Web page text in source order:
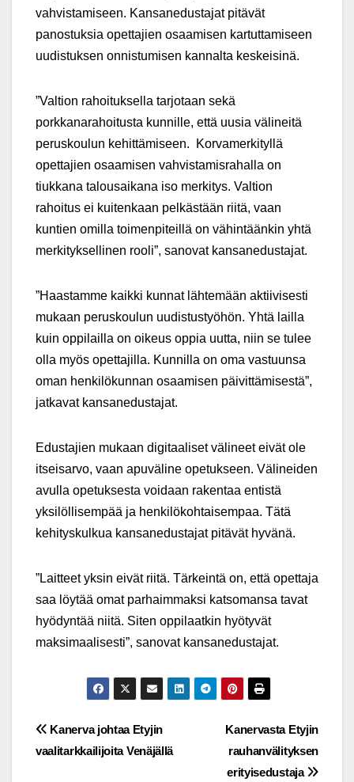
vahvistamiseen. Kansanedustajat pitävät
panostuksia opettajien osaamisen kartuttamiseen
uudistuksen onnistumisen kannalta keskeisinä.
”Valtion rahoituksella tarjotaan sekä
porkkanarahoitusta kunnille, että uusia välineitä
peruskoulun kehittämiseen. Korvamerkityllä
opettajien osaamisen vahvistamisrahalla on
tiukkana talousaikana iso merkitys. Valtion
rahoitus ei kuitenkaan pelkästään riitä, vaan
kuntien omilla toimenpiteillä on vähintäänkin yhtä
merkityksellinen rooli”, sanovat kansanedustajat.
”Haastamme kaikki kunnat lähtemään aktiivisesti
mukaan peruskoulun uudistustyöhön. Yhtä lailla
kuin oppilailla on oikeus oppia uutta, niin se tulee
olla myös opettajilla. Kunnilla on oma vastuunsa
oman henkilökunnan osaamisen päivittämisestä”,
jatkavat kansanedustajat.
Edustajien mukaan digitaaliset välineet eivät ole
itseisarvo, vaan apuväline opetukseen. Välineiden
avulla opetuksesta voidaan rakentaa entistä
yksilöllisempää ja henkilökohtaisempaa. Tätä
kehityskulkua kansanedustajat pitävät hyvänä.
”Laitteet yksin eivät riitä. Tärkeintä on, että opettaja
saa löytää omat parhaimmaksi katsomansa tavat
hyödyntää niitä. Siten oppilaatkin hyötyvät
maksimaalisesti”, sanovat kansanedustajat.
Post
navigation
Kanervasta Etyjin
rauhanvälityksen
erityisedustaja
Kanerva johtaa Etyjin
vaalitarkkailijoita Venäjällä